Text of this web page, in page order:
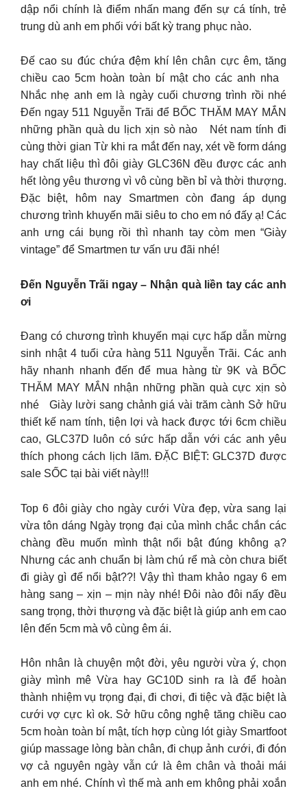
dập nổi chính là điểm nhấn mang đến sự cá tính, trẻ
trung dù anh em phối với bất kỳ trang phục nào.
Đế cao su đúc chứa đệm khí lên chân cực êm, tăng
chiều cao 5cm hoàn toàn bí mật cho các anh nha
Nhắc nhẹ anh em là ngày cuối chương trình rồi nhé
Đến ngay 511 Nguyễn Trãi để BỐC THĂM MAY MẮN
những phần quà du lịch xịn sò nào Nét nam tính đi
cùng thời gian Từ khi ra mắt đến nay, xét về form dáng
hay chất liệu thì đôi giày GLC36N đều được các anh
hết lòng yêu thương vì vô cùng bền bỉ và thời thượng.
Đặc biệt, hôm nay Smartmen còn đang áp dụng
chương trình khuyến mãi siêu to cho em nó đấy ạ! Các
anh ưng cái bụng rồi thì nhanh tay còm men “Giày
vintage” để Smartmen tư vấn ưu đãi nhé!
Đến Nguyễn Trãi ngay – Nhận quà liền tay các anh
ơi
Đang có chương trình khuyến mại cực hấp dẫn mừng
sinh nhật 4 tuổi cửa hàng 511 Nguyễn Trãi. Các anh
hãy nhanh nhanh đến để mua hàng từ 9K và BỐC
THĂM MAY MẮN nhận những phần quà cực xịn sò
nhé Giày lười sang chảnh giá vài trăm cành Sở hữu
thiết kế nam tính, tiện lợi và hack được tới 6cm chiều
cao, GLC37D luôn có sức hấp dẫn với các anh yêu
thích phong cách lịch lãm. ĐẶC BIỆT: GLC37D được
sale SỐC tại bài viết này!!!
Top 6 đôi giày cho ngày cưới Vừa đẹp, vừa sang lại
vừa tôn dáng Ngày trọng đại của mình chắc chắn các
chàng đều muốn mình thật nổi bật đúng không ạ?
Nhưng các anh chuẩn bị làm chú rể mà còn chưa biết
đi giày gì để nổi bật??! Vậy thì tham khảo ngay 6 em
hàng sang – xịn – mịn này nhé! Đôi nào đôi nấy đều
sang trọng, thời thượng và đặc biệt là giúp anh em cao
lên đến 5cm mà vô cùng êm ái.
Hôn nhân là chuyện một đời, yêu người vừa ý, chọn
giày mình mê Vừa hay GC10D sinh ra là để hoàn
thành nhiệm vụ trọng đại, đi chơi, đi tiệc và đặc biệt là
cưới vợ cực kì ok. Sở hữu công nghệ tăng chiều cao
5cm hoàn toàn bí mật, tích hợp cùng lót giày Smartfoot
giúp massage lòng bàn chân, đi chụp ảnh cưới, đi đón
vợ cả nguyên ngày vẫn cứ là êm chân và thoải mái
anh em nhé. Chính vì thế mà anh em không phải xoắn